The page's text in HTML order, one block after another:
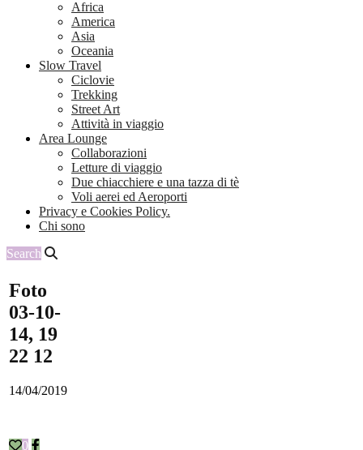
Africa
America
Asia
Oceania
Slow Travel
Ciclovie
Trekking
Street Art
Attività in viaggio
Area Lounge
Collaborazioni
Letture di viaggio
Due chiacchiere e una tazza di tè
Voli aerei ed Aeroporti
Privacy e Cookies Policy.
Chi sono
Search
Foto
03-10-
14, 19
22 12
14/04/2019
0